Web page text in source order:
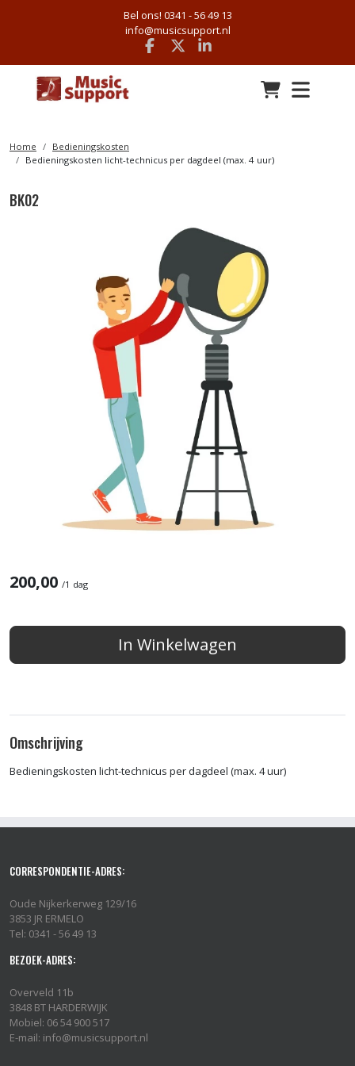
Bel ons! 0341 - 56 49 13
info@musicsupport.nl
Facebook
x linkedin
Home
Bedieningskosten
Bedieningskosten licht-technicus per dagdeel (max. 4 uur)
BK02
200,00 /1 dag
In Winkelwagen
Omschrijving
Bedieningskosten licht-technicus per dagdeel (max. 4 uur)
CORRESPONDENTIE-ADRES:
Oude Nijkerkerweg 129/16
3853 JR ERMELO
Tel: 0341 - 56 49 13
BEZOEK-ADRES:
Overveld 11b
3848 BT HARDERWIJK
Mobiel: 06 54 900 517
E-mail: info@musicsupport.nl